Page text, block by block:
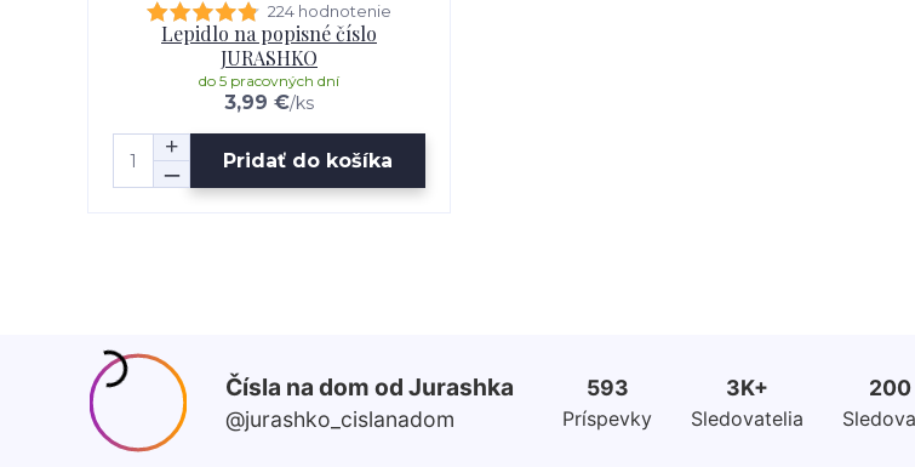
224 hodnotenie
Lepidlo na popisné číslo
JURASHKO
3,99 €/ks
do 5 pracovných dní
Pridať do košíka